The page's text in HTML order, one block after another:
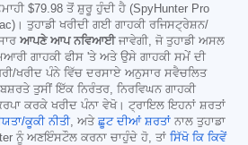
$79.98 ਤੋਂ ਸ਼ੁਰੂ ਹੁੰਦੀ ਹੈ (SpyHunter Pro
ਤੁਹਾਡੀ ਖਰੀਦੀ ਗਈ ਗਾਹਕੀ ਰਜਿਸਟ੍ਰੇਸ਼ਨ/
ਆਪਣੇ ਆਪ ਨਵਿਆਈਜਾਵੇਗੀ, ਜੋ ਤੁਹਾਡੀ ਅਸਲ
ਗਾਹਕੀ ਫੀਸ 'ਤੇ ਅਤੇ ਉਸੇ ਗਾਹਕੀ ਸਮੇਂ ਦੀ
ਖਰੀਦ ਪੰਨੇ ਵਿੱਚ ਦਰਸਾਏ ਅਨੁਸਾਰ ਸਵੈਚਲਿਤ
ਤੁਸੀਂ ਇੱਕ ਨਿਰੰਤਰ, ਨਿਰਵਿਘਨ ਗਾਹਕੀ
ਕਰਕੇ ਖਰੀਦ ਪੰਨਾ ਵੇਖੋ। ਟ੍ਰਾਇਲ ਇਹਨਾਂ ਸ਼ਰਤਾਂ
ਕੂਕੀ ਨੀਤੀ, ਅਤੇ ਛੂਟ ਦੀਆਂ ਸ਼ਰਤਾਂ ਨਾਲ ਤੁਹਾਡਾ
ਨੂੰ ਅਣਇੰਸਟੌਲ ਕਰਨਾ ਚਾਹੁੰਦੇ ਹੋ, ਤਾਂ ਸਿੱਖੋ ਕਿ ਕਿਵੇਂ